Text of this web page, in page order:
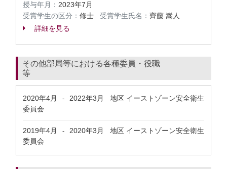
授与年月： 2023年7月
受賞学生の区分： 修士 受賞学生氏名： ⿑藤 嵩⼈
詳細を見る
その他部局等における各種委員・役職
等
2020年4月 - 2022年3月
地区 イーストゾーン安全衛生
委員会
2019年4月 - 2020年3月
地区 イーストゾーン安全衛生
委員会